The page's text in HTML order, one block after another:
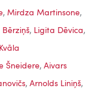
, Mirdza Martinsone,
Bērziņš, Ligita Dēvica,
Šneidere, Aivars
, Arnolds Liniņš,